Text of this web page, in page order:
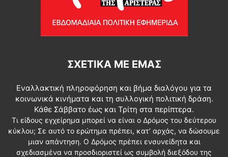
ΣΧΕΤΙΚΆ ΜΕ ΕΜΆΣ
Εναλλακτική πληροφόρηση και βήμα διαλόγου για τα
κοινωνικά κινήματα και τη συλλογική πολιτική δράση.
Κάθε Σάββατο έως και Τρίτη στα περίπτερα.
Τι είδους εγχείρημα μπορεί να είναι ο Δρόμος του δεύτερου
κύκλου; Σε αυτό το ερώτημα πρέπει, κατ’ αρχάς, να δώσουμε
μιαν απάντηση. Ο Δρόμος πρέπει ενσυνείδητα και
σχεδιασμένα να προσδιοριστεί ως συμβολή διεξόδου της